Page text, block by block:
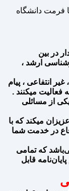
در بین
ارشد ،
انتفاعی ، پیام
فعالیت میکنند .
از مسائلی
میکند که با
در خدمت شما
که تمامی
قابل